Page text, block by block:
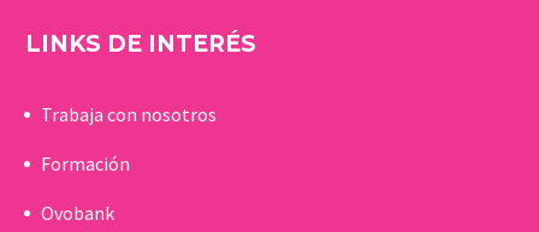
LINKS DE INTERÉS
Trabaja con nosotros
Formación
Ovobank